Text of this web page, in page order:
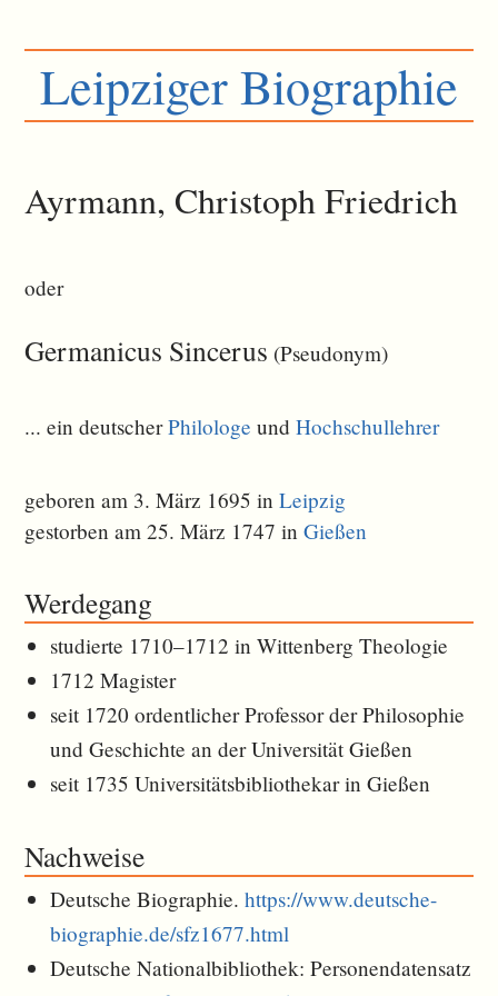
Leipziger Biographie
Ayrmann, Christoph Friedrich
oder
Germanicus Sincerus (Pseudonym)
... ein deutscherPhilologe undHochschullehrer
geboren am 3. März 1695 inLeipzig
gestorben am 25. März 1747 inGießen
Werdegang
studierte 1710–1712 in Wittenberg Theologie
1712 Magister
seit 1720 ordentlicher Professor der Philosophie
und Geschichte an der Universität Gießen
seit 1735 Universitätsbibliothekar in Gießen
Nachweise
Deutsche Biographie.https://www.deutsche-
biographie.de/sfz1677.html
Deutsche Nationalbibliothek: Personendatensatz